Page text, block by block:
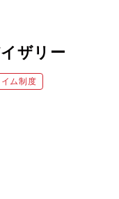
ザリー
ム制度